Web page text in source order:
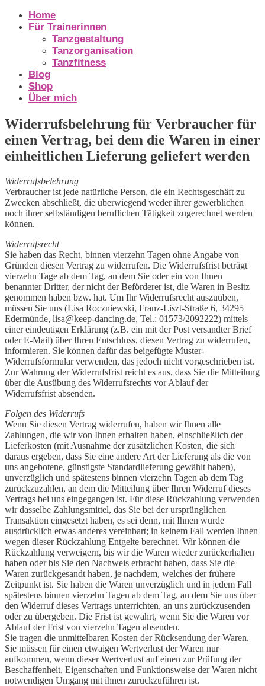
Home
Für Trainerinnen
Tanzgestaltung
Tanzorganisation
Tanzfitness
Blog
Shop
Über mich
Widerrufsbelehrung für Verbraucher für
einen Vertrag, bei dem die Waren in einer
einheitlichen Lieferung geliefert werden
Widerrufsbelehrung
Verbraucher ist jede natürliche Person, die ein Rechtsgeschäft zu
Zwecken abschließt, die überwiegend weder ihrer gewerblichen
noch ihrer selbständigen beruflichen Tätigkeit zugerechnet werden
können.
Widerrufsrecht
Sie haben das Recht, binnen vierzehn Tagen ohne Angabe von
Gründen diesen Vertrag zu widerrufen. Die Widerrufsfrist beträgt
vierzehn Tage ab dem Tag, an dem Sie oder ein von Ihnen
benannter Dritter, der nicht der Beförderer ist, die Waren in Besitz
genommen haben bzw. hat. Um Ihr Widerrufsrecht auszuüben,
müssen Sie uns (Lisa Roczniewski, Franz-Liszt-Straße 6, 34295
Edermünde, lisa@keep-dancing.de, Tel.: 01573/2092222) mittels
einer eindeutigen Erklärung (z.B. ein mit der Post versandter Brief
oder E-Mail) über Ihren Entschluss, diesen Vertrag zu widerrufen,
informieren. Sie können dafür das beigefügte Muster-
Widerrufsformular verwenden, das jedoch nicht vorgeschrieben ist.
Zur Wahrung der Widerrufsfrist reicht es aus, dass Sie die Mitteilung
über die Ausübung des Widerrufsrechts vor Ablauf der
Widerrufsfrist absenden.
Folgen des Widerrufs
Wenn Sie diesen Vertrag widerrufen, haben wir Ihnen alle
Zahlungen, die wir von Ihnen erhalten haben, einschließlich der
Lieferkosten (mit Ausnahme der zusätzlichen Kosten, die sich
daraus ergeben, dass Sie eine andere Art der Lieferung als die von
uns angebotene, günstigste Standardlieferung gewählt haben),
unverzüglich und spätestens binnen vierzehn Tagen ab dem Tag
zurückzuzahlen, an dem die Mitteilung über Ihren Widerruf dieses
Vertrags bei uns eingegangen ist. Für diese Rückzahlung verwenden
wir dasselbe Zahlungsmittel, das Sie bei der ursprünglichen
Transaktion eingesetzt haben, es sei denn, mit Ihnen wurde
ausdrücklich etwas anderes vereinbart; in keinem Fall werden Ihnen
wegen dieser Rückzahlung Entgelte berechnet. Wir können die
Rückzahlung verweigern, bis wir die Waren wieder zurückerhalten
haben oder bis Sie den Nachweis erbracht haben, dass Sie die
Waren zurückgesandt haben, je nachdem, welches der frühere
Zeitpunkt ist. Sie haben die Waren unverzüglich und in jedem Fall
spätestens binnen vierzehn Tagen ab dem Tag, an dem Sie uns über
den Widerruf dieses Vertrags unterrichten, an uns zurückzusenden
oder zu übergeben. Die Frist ist gewahrt, wenn Sie die Waren vor
Ablauf der Frist von vierzehn Tagen absenden.
Sie tragen die unmittelbaren Kosten der Rücksendung der Waren.
Sie müssen für einen etwaigen Wertverlust der Waren nur
aufkommen, wenn dieser Wertverlust auf einen zur Prüfung der
Beschaffenheit, Eigenschaften und Funktionsweise der Waren nicht
notwendigen Umgang mit ihnen zurückzuführen ist.